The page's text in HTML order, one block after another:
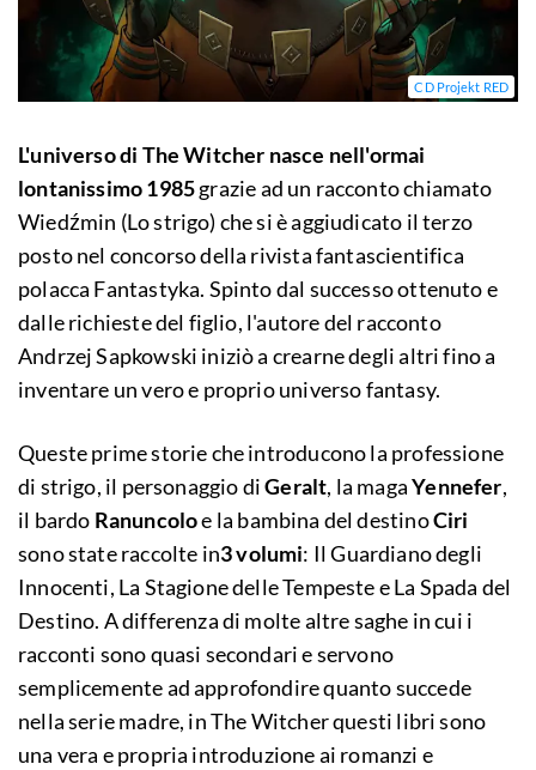
CD Projekt RED
L'universo di The Witcher nasce nell'ormai
lontanissimo 1985grazie ad un racconto chiamato
Wiedźmin (Lo strigo) che si è aggiudicato il terzo
posto nel concorso della rivista fantascientifica
polacca Fantastyka. Spinto dal successo ottenuto e
dalle richieste del figlio, l'autore del racconto
Andrzej Sapkowski iniziò a crearne degli altri fino a
inventare un vero e proprio universo fantasy.
Queste prime storie che introducono la professione
di strigo, il personaggio diGeralt, la magaYennefer,
il bardo Ranuncoloe la bambina del destinoCiri
sono state raccolte in3 volumi: Il Guardiano degli
Innocenti, La Stagione delle Tempeste e La Spada del
Destino. A differenza di molte altre saghe in cui i
racconti sono quasi secondari e servono
semplicemente ad approfondire quanto succede
nella serie madre, in The Witcher questi libri sono
una vera e propria introduzione ai romanzi e